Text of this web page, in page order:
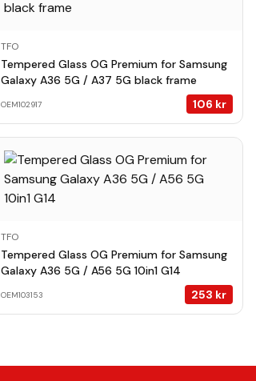
TFO
Tempered Glass OG Premium for Samsung
Galaxy A36 5G / A37 5G black frame
OEM102917 106 kr
TFO
Tempered Glass OG Premium for Samsung
Galaxy A36 5G / A56 5G 10in1 G14
OEM103153 253 kr